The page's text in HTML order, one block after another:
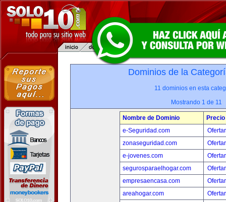
Dominios de la
11 dominios en esta
Mostrando 1 de 11
Nombre de Dominio
Precio
e-Seguridad.com
zonaseguridad.com
e-jovenes.com
segurosparaelhogar.com
empresaencasa.com
areahogar.com